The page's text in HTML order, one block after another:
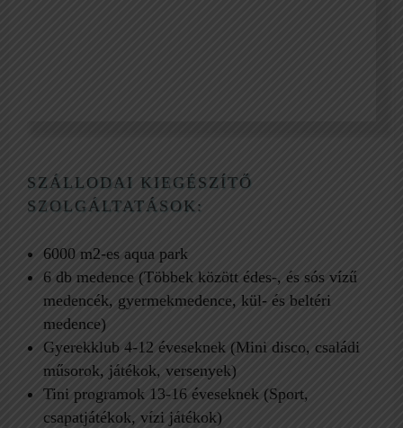
SZÁLLODAI KIEGÉSZÍTŐ
SZOLGÁLTATÁSOK:
6000 m2-es aqua park
6 db medence (Többek között édes-, és sós vízű
medencék, gyermekmedence, kül- és beltéri
medence)
Gyerekklub 4-12 éveseknek (Mini disco, családi
műsorok, játékok, versenyek)
Tini programok 13-16 éveseknek (Sport,
csapatjátékok, vízi játékok)